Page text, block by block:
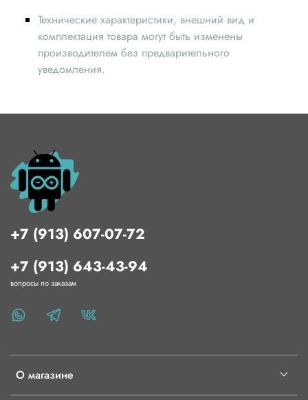
Технические характеристики, внешний вид и
комплектация товара могут быть изменены
производителем без предварительного
уведомления.
О магазине
+7 (913) 607-07-72
+7 (913) 643-43-94
вопросы по заказам